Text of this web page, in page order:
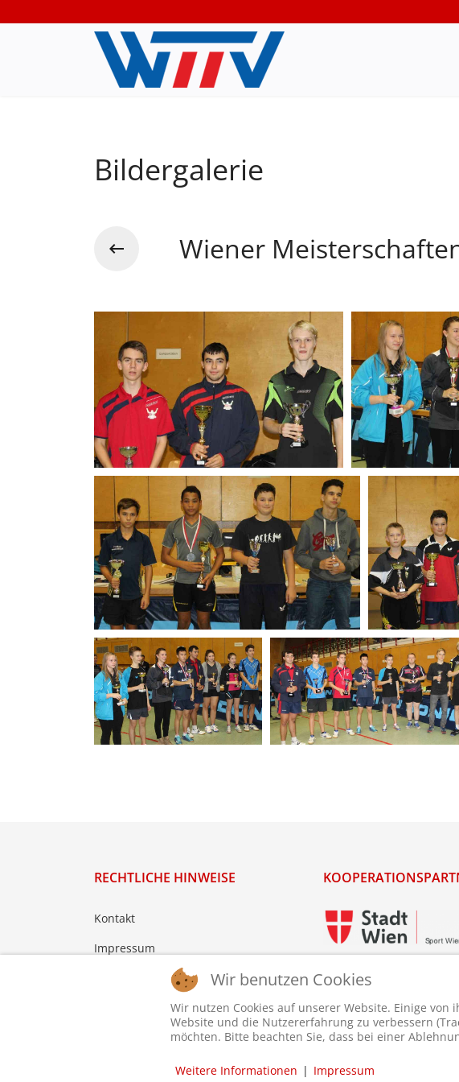
Bildergalerie
Wiener
RECHTLICHE HINWEISE
Kontakt
Impressum
Wir benutzen Cookies
Wir nutzen Cookies auf unserer Website. Einige
Website und die Nutzererfahrung zu verbessern
möchten. Bitte beachten Sie, dass bei einer
Weitere Informationen | Impressum